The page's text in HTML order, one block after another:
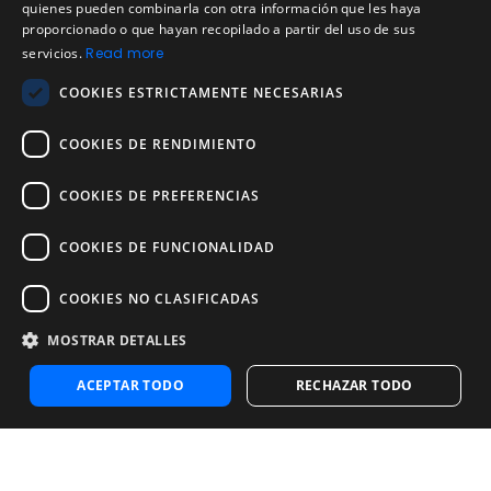
Política de cookies
Política de devoluciones
Acuerdo de licencia de usuario
Aviso legal
Política de uso aceptable
Empresa
Acerca de nosotros
Blog
Pruebas de confiabilidad y validez
Pruebas
Contáctenos
Contáctenos
Contactar con ventas
Noosa Labs Inc – Las Vegas, NV, USA
SPANISH
quienes pueden combinarla con otra información que les haya
proporcionado o que hayan recopilado a partir del uso de sus
servicios.Read more
COOKIES ESTRICTAMENTE NECESARIAS
COOKIES DE RENDIMIENTO
COOKIES DE PREFERENCIAS
COOKIES DE FUNCIONALIDAD
COOKIES NO CLASIFICADAS
MOSTRAR DETALLES
ACEPTAR TODO RECHAZAR TODO